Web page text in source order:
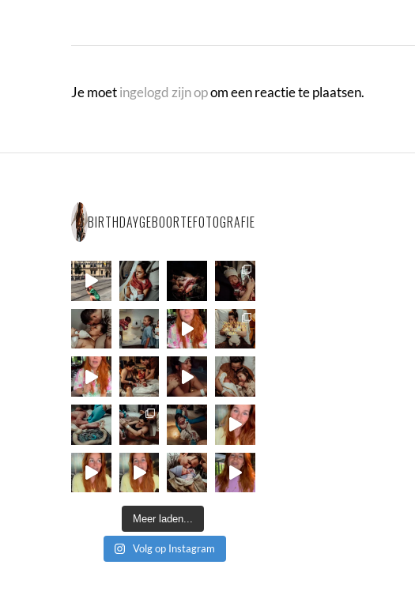
Je moetingelogd zijn opom een reactie te plaatsen.
BIRTHDAYGEBOORTEFOTOGRAFIE
Meer laden...
Volg op Instagram